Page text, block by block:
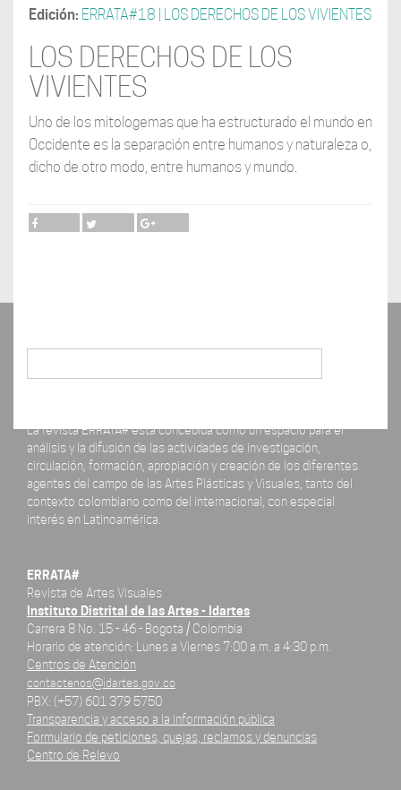
Edición: ERRATA#18 | LOS DERECHOS DE LOS VIVIENTES
LOS DERECHOS DE LOS
VIVIENTES
Uno de los mitologemas que ha estructurado el mundo en
Occidente es la separación entre humanos y naturaleza o,
dicho de otro modo, entre humanos y mundo.
La revista ERRATA# está concebida como un espacio para el
análisis y la difusión de las actividades de investigación,
circulación, formación, apropiación y creación de los diferentes
agentes del campo de las Artes Plásticas y Visuales, tanto del
contexto colombiano como del internacional, con especial
interés en Latinoamérica.
ERRATA#
Revista de Artes Visuales
Instituto Distrital de las Artes - Idartes
Carrera 8 No. 15 - 46 - Bogotá / Colombia
Horario de atención: Lunes a Viernes 7:00 a.m. a 4:30 p.m.
Centros de Atención
contactenos@idartes.gov.co
PBX: (+57) 601 379 5750
Transparencia y acceso a la información pública
Formulario de peticiones, quejas, reclamos y denuncias
Centro de Relevo